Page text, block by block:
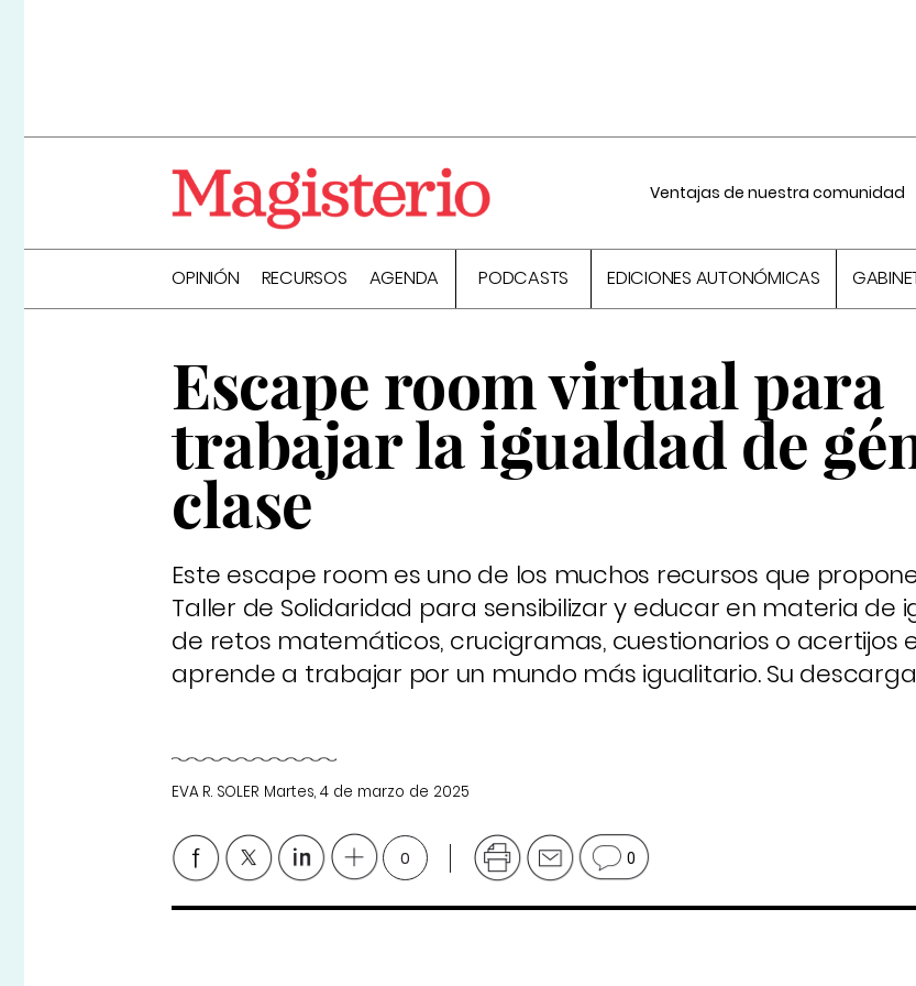
Ventajas de nuestra comunidad
OPINIÓN RECURSOS AGENDA PODCASTS EDICIONES AUTONÓMICAS
Escape room virtual para
trabajar la igualdad de
clase
Este escape room es uno de los muchos recursos que
Taller de Solidaridad para sensibilizar y educar en materia de
de retos matemáticos, crucigramas, cuestionarios o acertijos
aprende a trabajar por un mundo más igualitario. Su
EVA R. SOLER Martes, 4 de marzo de 2025
0 0